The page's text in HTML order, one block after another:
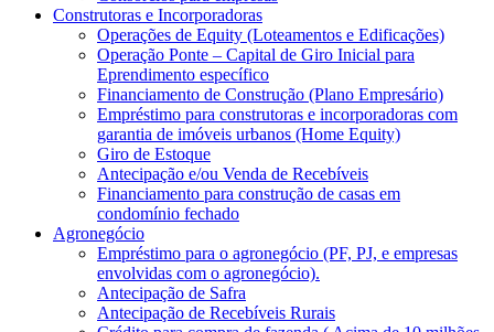
Construtoras e Incorporadoras
Operações de Equity (Loteamentos e Edificações)
Operação Ponte – Capital de Giro Inicial para
Eprendimento específico
Financiamento de Construção (Plano Empresário)
Empréstimo para construtoras e incorporadoras com
garantia de imóveis urbanos (Home Equity)
Giro de Estoque
Antecipação e/ou Venda de Recebíveis
Financiamento para construção de casas em
condomínio fechado
Agronegócio
Empréstimo para o agronegócio (PF, PJ, e empresas
envolvidas com o agronegócio).
Antecipação de Safra
Antecipação de Recebíveis Rurais